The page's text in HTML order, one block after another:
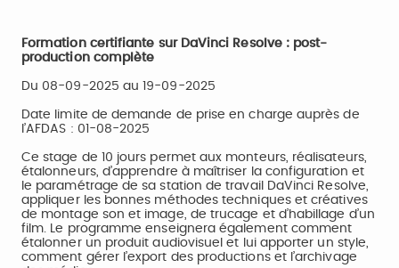
Formation certifiante sur DaVinci Resolve : post-
production complète
Du 08-09-2025 au 19-09-2025
Date limite de demande de prise en charge auprès de
l’AFDAS : 01-08-2025
Ce stage de 10 jours permet aux monteurs, réalisateurs,
étalonneurs, d’apprendre à maîtriser la configuration et
le paramétrage de sa station de travail DaVinci Resolve,
appliquer les bonnes méthodes techniques et créatives
de montage son et image, de trucage et d’habillage d’un
film. Le programme enseignera également comment
étalonner un produit audiovisuel et lui apporter un style,
comment gérer l’export des productions et l’archivage